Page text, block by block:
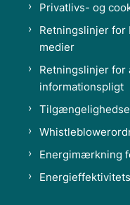
Privatlivs- og
Retningslinjer for
medier
Retningslinjer for
informationspligt
Energimærkning